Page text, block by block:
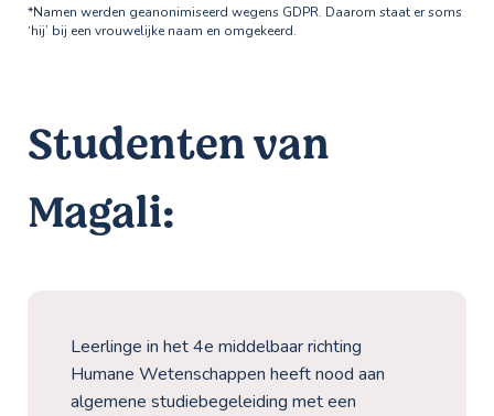
*Namen werden geanonimiseerd wegens GDPR. Daarom staat er soms
‘hij’ bij een vrouwelijke naam en omgekeerd.
Studenten van
Magali:
Leerlinge in het 4e middelbaar richting
Humane Wetenschappen heeft nood aan
algemene studiebegeleiding met een